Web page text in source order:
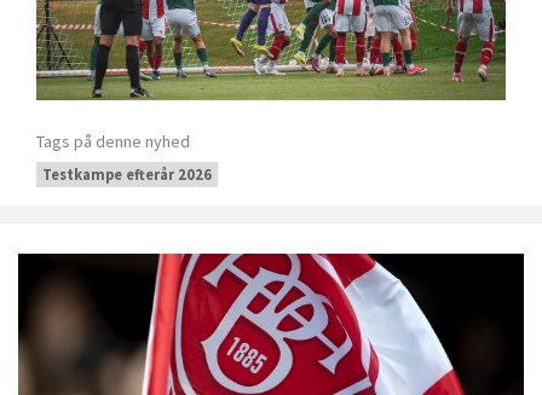
Tags på denne nyhed
Testkampe efterår 2026